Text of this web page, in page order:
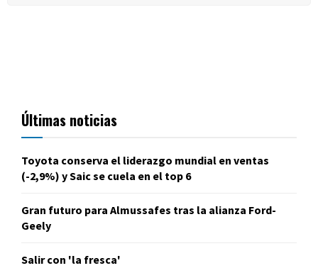
Últimas noticias
Toyota conserva el liderazgo mundial en ventas
(-2,9%) y Saic se cuela en el top 6
Gran futuro para Almussafes tras la alianza Ford-
Geely
Salir con 'la fresca'